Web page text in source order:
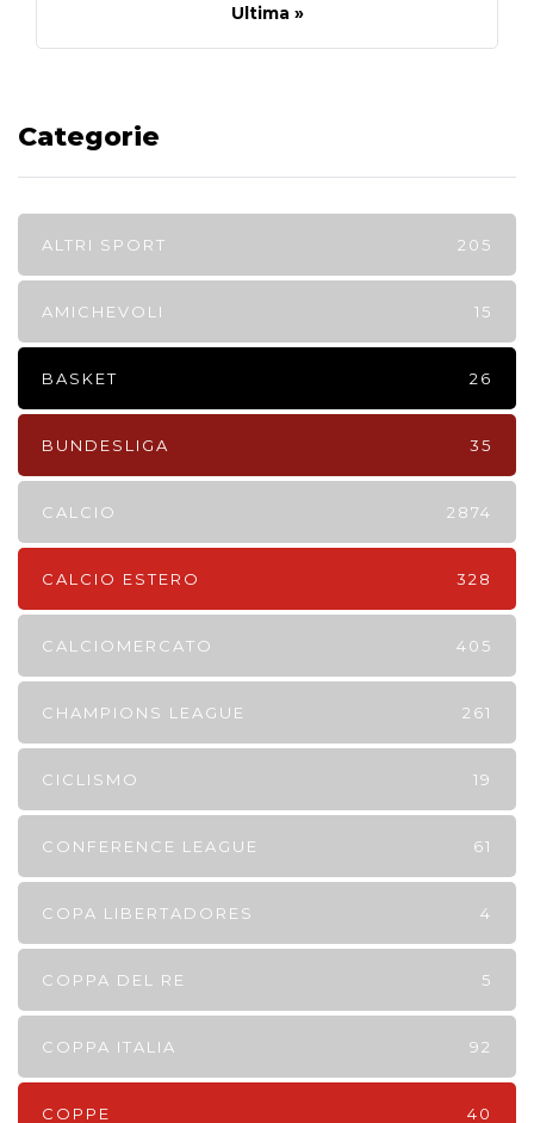
Ultima »
Categorie
ALTRI SPORT 205
AMICHEVOLI 15
BASKET 26
BUNDESLIGA 35
CALCIO 2874
CALCIO ESTERO 328
CALCIOMERCATO 405
CHAMPIONS LEAGUE 261
CICLISMO 19
CONFERENCE LEAGUE 61
COPA LIBERTADORES 4
COPPA DEL RE 5
COPPA ITALIA 92
COPPE 40